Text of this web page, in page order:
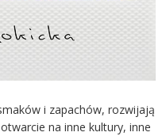
i zapachów, rozwijają
na inne kultury, inne